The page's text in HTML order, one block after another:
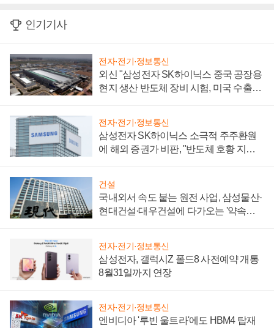
인기기사
전자·전기·정보통신
외신 "삼성전자 SK하이닉스 중국 공장용
현지 생산 반도체 장비 시험, 미국 수출통
전자·전기·정보통신
삼성전자 SK하이닉스 소극적 주주환원
에 해외 증권가 비판, "반도체 호황 지속
건설
국내외서 속도 붙는 원전 사업, 삼성물산·
현대건설·대우건설에 다가오는 '약속의
전자·전기·정보통신
삼성전자, 갤럭시Z 폴드8 사전예약 개통
8월31일까지 연장
전자·전기·정보통신
엔비디아 '루빈 울트라'에도 HBM4 탑재